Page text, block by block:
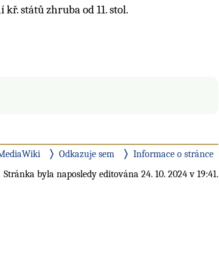
kř. států zhruba od 11. stol.
Odkazuje sem
Informace o stránce
Stránka byla naposledy editována 24. 10. 2024 v 19:41.